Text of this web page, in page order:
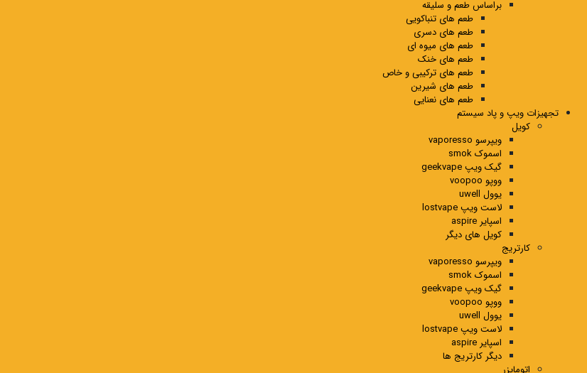
براساس طعم و سلیقه
طعم های تنباکویی
طعم های دسری
طعم های میوه ای
طعم های خنک
طعم های ترکیبی و خاص
طعم های شیرین
طعم های نعنایی
تجهیزات ویپ و پاد سیستم
کویل
ویپرسو vaporesso
اسموک smok
گیک ویپ geekvape
ووپو voopoo
یوول uwell
لاست ویپ lostvape
اسپایر aspire
کویل های دیگر
کارتریج
ویپرسو vaporesso
اسموک smok
گیک ویپ geekvape
ووپو voopoo
یوول uwell
لاست ویپ lostvape
اسپایر aspire
دیگر کارتریج ها
اتومایزر